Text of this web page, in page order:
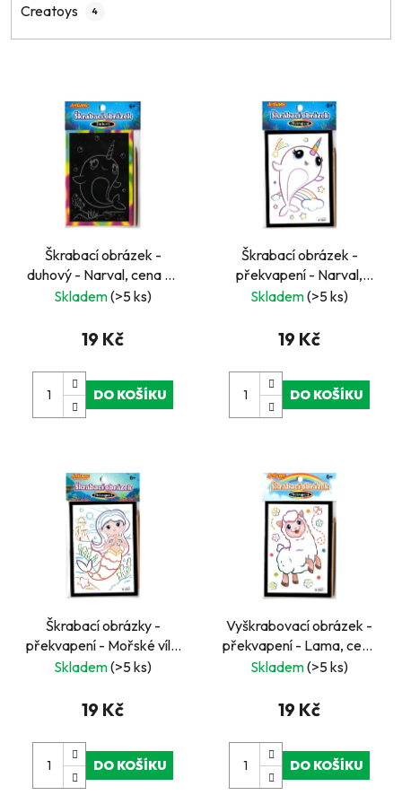
Creatoys 4
Škrabací obrázek -
duhový - Narval, cena za
kus, v boxu 36 ks
Skladem(>5 ks)
19 Kč
DO KOŠÍKU
Škrabací obrázek -
překvapení - Narval,
cena za kus, v boxu 36 ks
Skladem(>5 ks)
19 Kč
DO KOŠÍKU
Škrabací obrázky -
překvapení - Mořské víly,
cena za kus, v boxu 36 ks
Skladem(>5 ks)
19 Kč
DO KOŠÍKU
Vyškrabovací obrázek -
překvapení - Lama, cena
za kus, v boxu 36 ks
Skladem(>5 ks)
19 Kč
DO KOŠÍKU